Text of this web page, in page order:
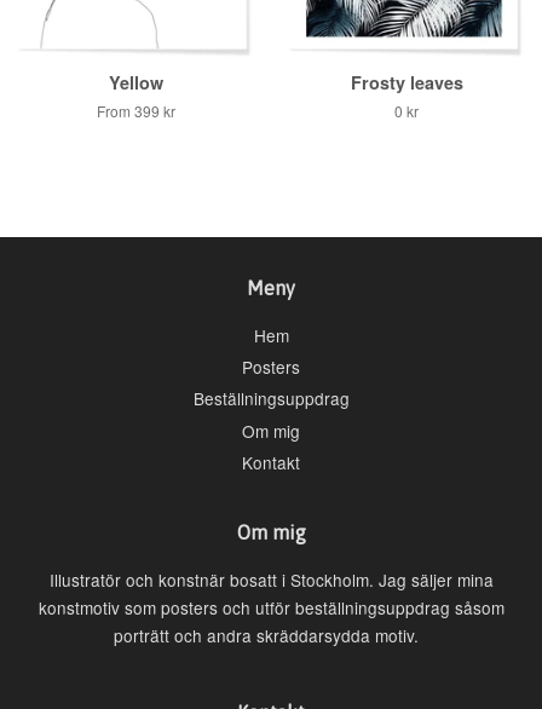
Yellow
From 399 kr
Frosty leaves
Regular
0 kr
Meny
Hem
Posters
Beställningsuppdrag
Om mig
Kontakt
Om mig
Illustratör och konstnär bosatt i Stockholm. Jag säljer mina
konstmotiv som posters och utför beställningsuppdrag såsom
porträtt och andra skräddarsydda motiv.